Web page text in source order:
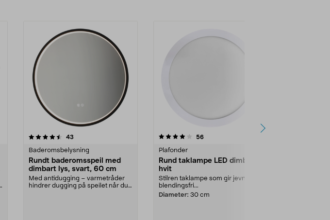
43
Baderomsbelysning
Rundt baderomsspeil med
dimbart lys, svart, 60 cm
Med antidugging – varmetråder
hindrer dugging på speilet når du
4.0 av 5 stjerner 56anmeldelser
Plafonder
Rund taklampe LED dimbar,
hvit
Stilren taklampe som gir jevn og
blendingsfri...
Diameter: 30 cm
4.0 av 5 stjerner